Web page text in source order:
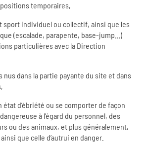
temporaires,
sport individuel ou collectif, ainsi que les
(escalade, parapente, base-jump…)
particulières avec la Direction
nus dans la partie payante du site et dans
état d’ébriété ou se comporter de façon
à l’égard du personnel, des
ou des animaux, et plus généralement,
que celle d’autrui en danger.